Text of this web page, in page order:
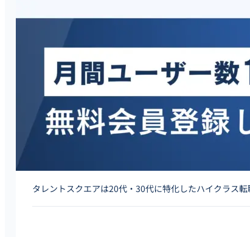
タレントスクエアは20代・30代に特化したハイクラス